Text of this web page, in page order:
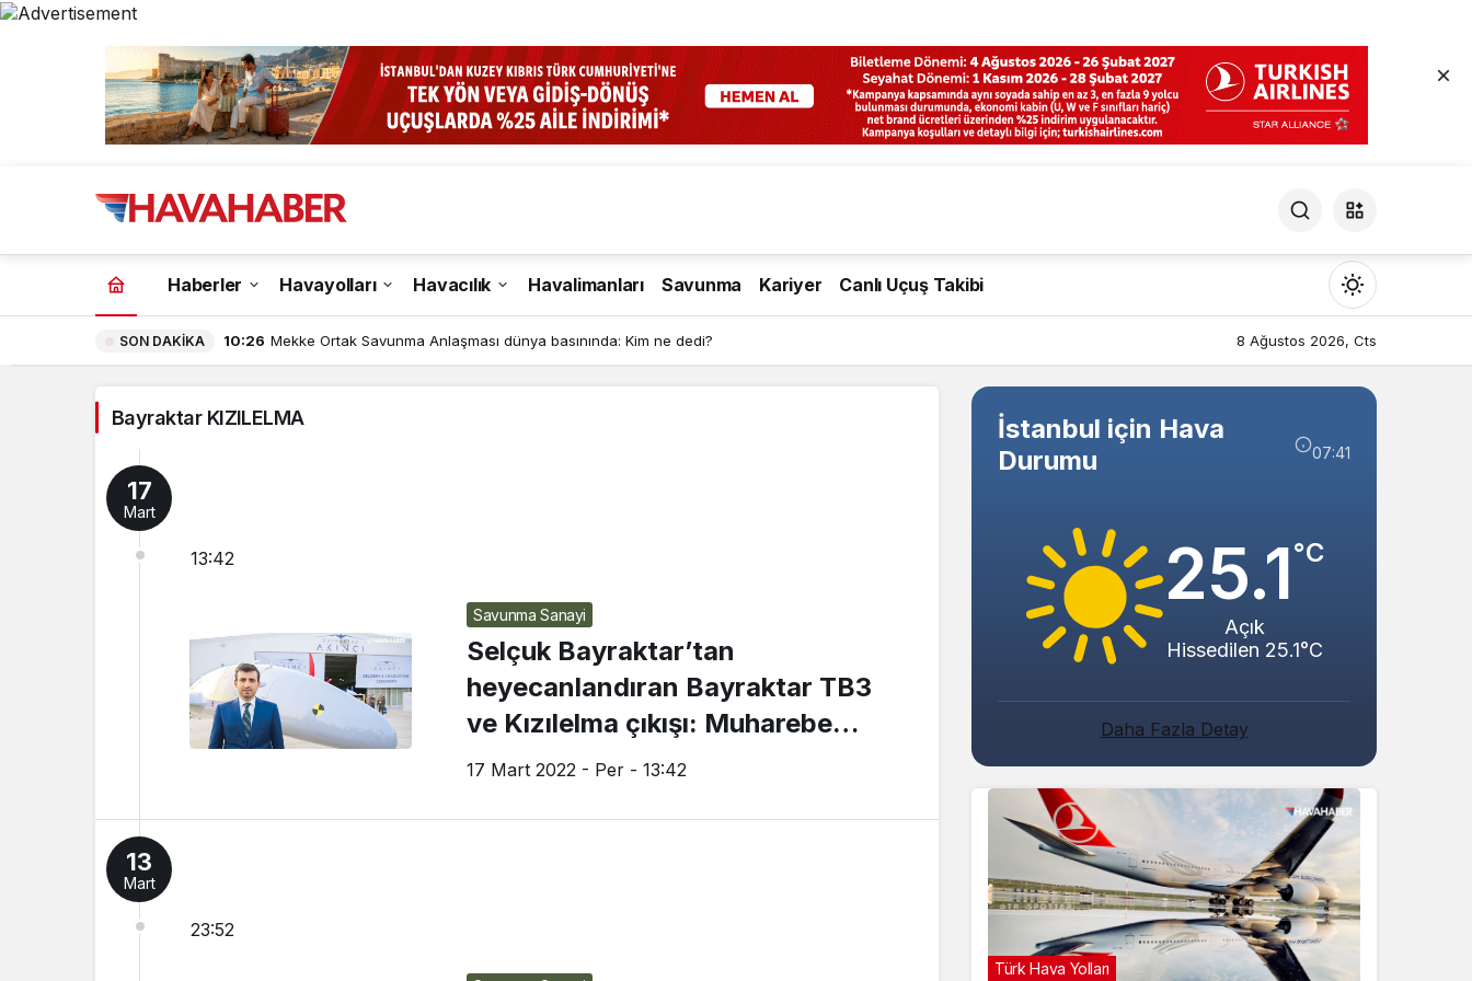
Bayraktar
KIZILELMA
Haberleri
Haberler Havayolları Havacılık Havalimanları Savunma Kariyer Canlı Uçuş Takibi
Mod
değiştir
Gece Modu
Gece modunu seçin.
Sistem Modu
Sistem modunu seçin.
SON DAKİKA 10:26 Mekke Ortak Savunma Anlaşması dünya basınında: Kim ne dedi? 8 Ağustos 2026, Cts
Bayraktar KIZILELMA
17
Mart
13:42
Savunma Sanayi
Selçuk Bayraktar’tan
heyecanlandıran Bayraktar TB3
ve Kızılelma çıkışı: Muharebe
tarihinde devrim yapacaklar
17 Mart 2022 - Per - 13:42
13
Mart
23:52
İstanbul için Hava
Durumu
07:41
25.1°C
Açık
Hissedilen 25.1°C
Daha Fazla Detay
Türk Hava Yolları